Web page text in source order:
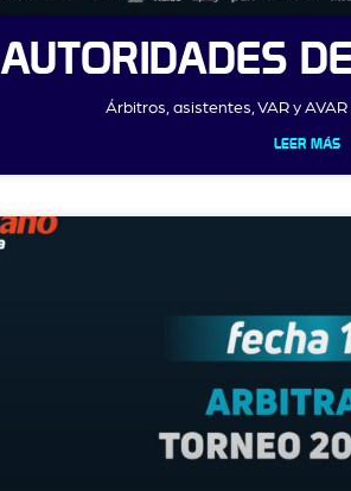
AUTORIDADES
Árbitros, asistentes, VAR y
LEER MÁS